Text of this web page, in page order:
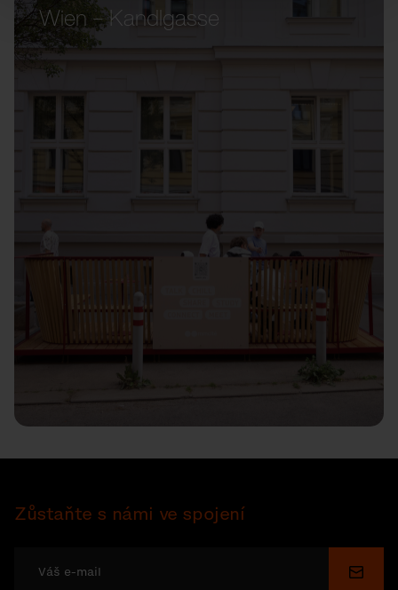
Wien – Kandlgasse
Zůstaňte s námi ve spojení